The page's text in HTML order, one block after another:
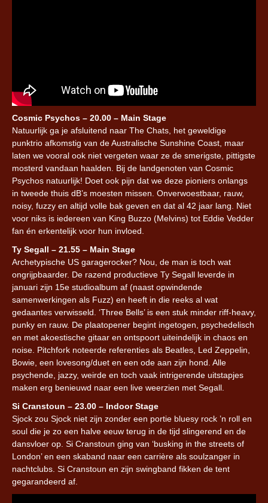
Cosmic Psychos – 20.00 – Main Stage
Natuurlijk ga je afsluitend naar The Chats, het geweldige
punktrio afkomstig van de Australische Sunshine Coast, maar
laten we vooral ook niet vergeten waar ze de smerigste, pittigste
mosterd vandaan haalden. Bij de landgenoten van Cosmic
Psychos natuurlijk! Doet ook pijn dat we deze pioniers onlangs
in tweede thuis dB’s moesten missen. Onverwoestbaar, rauw,
noisy, fuzzy en altijd volle bak geven en dat al 42 jaar lang. Niet
voor niks is iedereen van King Buzzo (Melvins) tot Eddie Vedder
fan én erkentelijk voor hun invloed.
Ty Segall – 21.55 – Main Stage
Archetypische US garagerocker? Nou, de man is toch wat
ongrijpbaarder. De razend productieve Ty Segall leverde in
januari zijn 15e studioalbum af (naast opwindende
samenwerkingen als Fuzz) en heeft in die reeks al wat
gedaantes verwisseld. ‘Three Bells’ is een stuk minder riff-heavy,
punky en rauw. De plaatopener begint ingetogen, psychedelisch
en met akoestische gitaar en ontspoort uiteindelijk in chaos en
noise. Pitchfork noteerde referenties als Beatles, Led Zeppelin,
Bowie, een lovesong/duet en een ode aan zijn hond. Alle
psychende, jazzy, weirde en toch vaak intrigerende uitstapjes
maken erg benieuwd naar een live weerzien met Segall.
Si Cranstoun – 23.00 – Indoor Stage
Sjock zou Sjock niet zijn zonder een portie bluesy rock ’n roll en
soul die je zo een halve eeuw terug in de tijd slingerend en de
dansvloer op. Si Cranstoun ging van ‘busking in the streets of
London’ en een skaband naar een carrière als soulzanger in
nachtclubs. Si Cranstoun en zijn swingband fikken de tent
gegarandeerd af.